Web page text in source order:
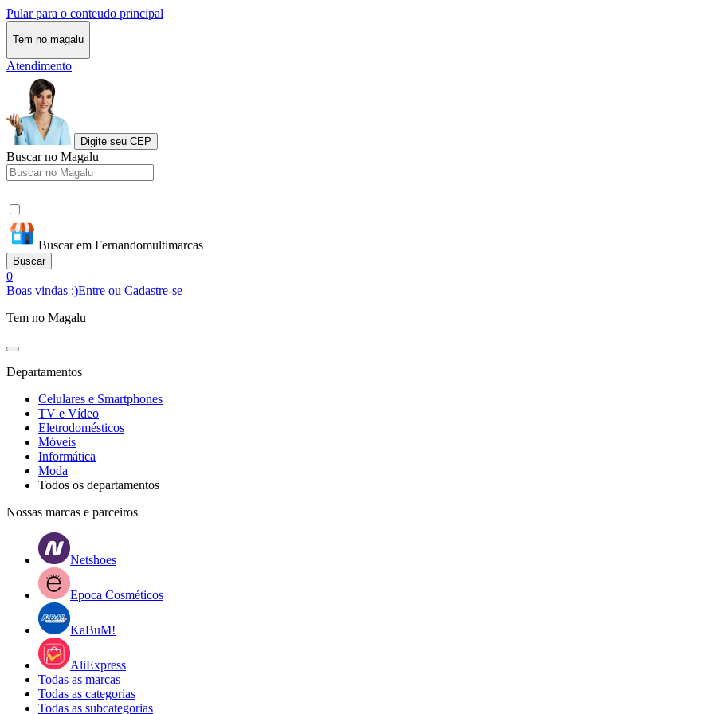
Pular para o conteudo principal
Tem no magalu
Atendimento
Digite seu CEP
Buscar no Magalu
Buscar em Fernandomultimarcas
Buscar
0
Boas vindas :)Entre ou Cadastre-se
Tem no Magalu
Departamentos
Celulares e Smartphones
TV e Vídeo
Eletrodomésticos
Móveis
Informática
Moda
Todos os departamentos
Nossas marcas e parceiros
Netshoes
Epoca Cosméticos
KaBuM!
AliExpress
Todas as marcas
Todas as categorias
Todas as subcategorias